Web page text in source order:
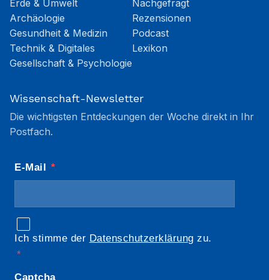
Erde & Umwelt
Archäologie
Gesundheit & Medizin
Technik & Digitales
Gesellschaft & Psychologie
Nachgefragt
Rezensionen
Podcast
Lexikon
Wissenschaft-Newsletter
Die wichtigsten Entdeckungen der Woche direkt in Ihr
Postfach.